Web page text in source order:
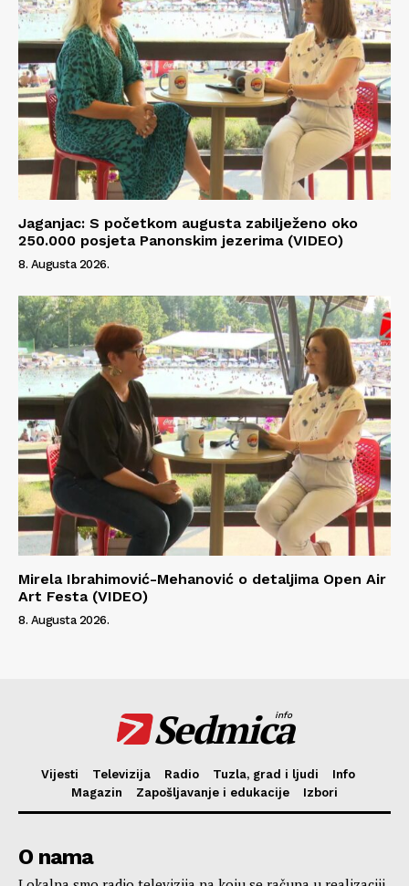
Jaganjac: S početkom augusta zabilježeno oko
250.000 posjeta Panonskim jezerima (VIDEO)
8. Augusta 2026.
Mirela Ibrahimović-Mehanović o detaljima Open Air
Art Festa (VIDEO)
8. Augusta 2026.
Sedmica
info
Vijesti Televizija Radio Tuzla, grad i ljudi
Info
Magazin
Zapošljavanje i edukacije Izbori
O nama